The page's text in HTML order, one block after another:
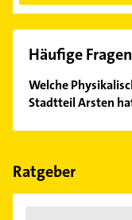
Häufige Fragen
Welche
Stadtteil Arsten
Im Anbieter-
Feiertagen
Ratgeber